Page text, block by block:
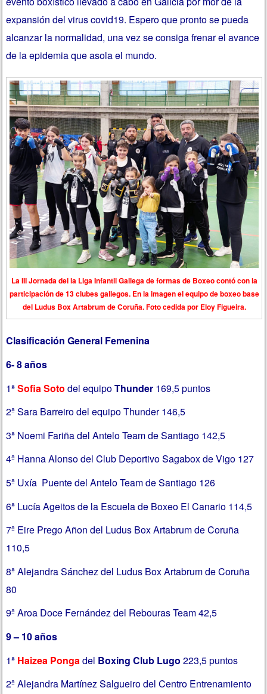
expansión del virus covid19. Espero que pronto se pueda
alcanzar la normalidad, una vez se consiga frenar el avance
de la epidemia que asola el mundo.
La III Jornada del la Liga Infantil Gallega de formas de Boxeo contó con la
participación de 13 clubes gallegos. En la imagen el equipo de boxeo base
del Ludus Box Artabrum de Coruña. Foto cedida por Eloy Figueira.
Clasificación General Femenina
6- 8 años
1ªSofia Soto del equipoThunder 169,5 puntos
2ª Sara Barreiro del equipo Thunder 146,5
3ª Noemi Fariña del Antelo Team de Santiago 142,5
4ª Hanna Alonso del Club Deportivo Sagabox de Vigo 127
5ª Uxía Puente del Antelo Team de Santiago 126
6ª Lucía Ageitos de la Escuela de Boxeo El Canario 114,5
7ª Eire Prego Añon del Ludus Box Artabrum de Coruña
110,5
8ª Alejandra Sánchez del Ludus Box Artabrum de Coruña
80
9ª Aroa Doce Fernández del Rebouras Team 42,5
9 – 10 años
1ª Haizea Ponga del Boxing Club Lugo 223,5 puntos
2ª Alejandra Martínez Salgueiro del Centro Entrenamiento